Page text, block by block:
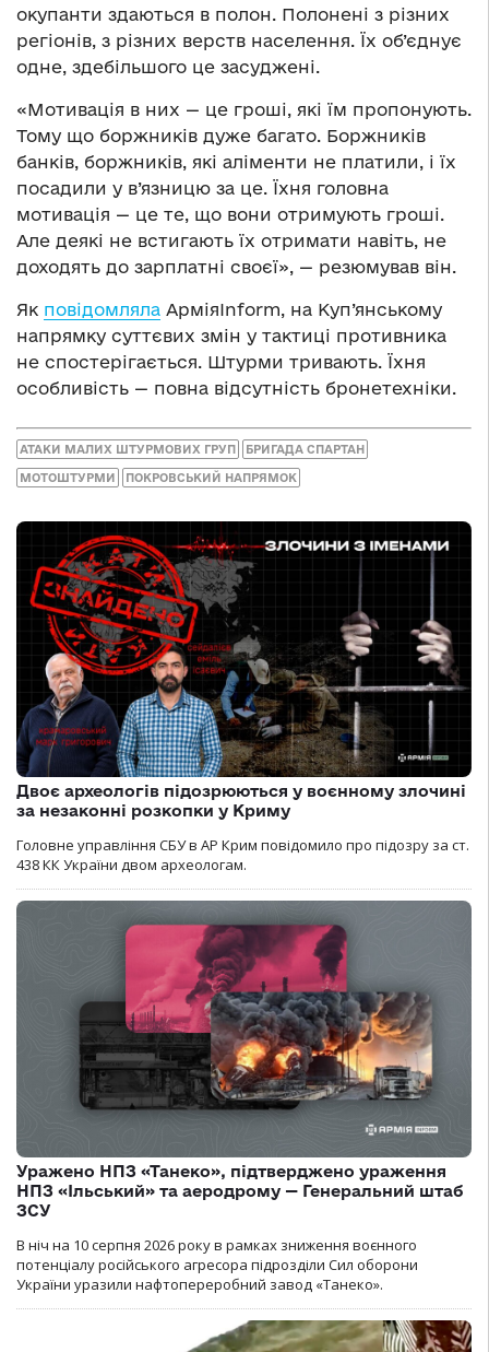
окупанти здаються в полон. Полонені з різних
регіонів, з різних верств населення. Їх об’єднує
одне, здебільшого це засуджені.
«Мотивація в них — це гроші, які їм пропонують.
Тому що боржників дуже багато. Боржників
банків, боржників, які аліменти не платили, і їх
посадили у в’язницю за це. Їхня головна
мотивація — це те, що вони отримують гроші.
Але деякі не встигають їх отримати навіть, не
доходять до зарплатні своєї», — резюмував він.
Як повідомляла АрміяInform, на Куп’янському
напрямку суттєвих змін у тактиці противника
не спостерігається. Штурми тривають. Їхня
особливість — повна відсутність бронетехніки.
АТАКИ МАЛИХ ШТУРМОВИХ ГРУП БРИГАДА СПАРТАН
МОТОШТУРМИ ПОКРОВСЬКИЙ НАПРЯМОК
Двоє археологів підозрюються у воєнному злочині
за незаконні розкопки у Криму
Головне управління СБУ в АР Крим повідомило про підозру за ст.
438 КК України двом археологам.
Уражено НПЗ «Танеко», підтверджено ураження
НПЗ «Ільський» та аеродрому — Генеральний штаб
ЗСУ
В ніч на 10 серпня 2026 року в рамках зниження воєнного
потенціалу російського агресора підрозділи Сил оборони
України уразили нафтопереробний завод «Танеко».